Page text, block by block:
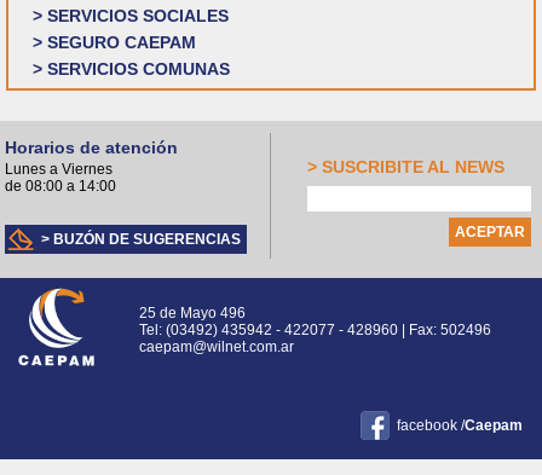
> SERVICIOS SOCIALES
> SEGURO CAEPAM
> SERVICIOS COMUNAS
Horarios de atención
Lunes a Viernes
de 08:00 a 14:00
> BUZÓN DE SUGERENCIAS
> SUSCRIBITE AL NEWS
25 de Mayo 496
Tel: (03492) 435942 - 422077 - 428960 | Fax: 502496
caepam@wilnet.com.ar
facebook /Caepam